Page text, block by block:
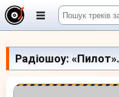
Радіошоу: